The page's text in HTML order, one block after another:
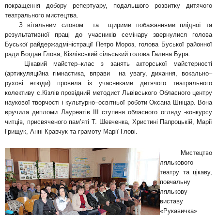
покращення добору репертуару, подальшого розвитку дитячого
театрального мистецтва.
З вітальним словом та щирими побажаннями плідної та
результативної праці до учасників семінару звернулися голова
Буської райдержадміністрації Петро Мороз, голова Буської районної
ради Богдан Глова, Кізлівський сільський голова Галина Бура.
Цікавий майстер–клас з занять акторської майстерності
(артикуляційна гімнастика, вправи на увагу, дихання, вокально–
рухові етюди) провела із учасниками дитячого театрального
колективу с.Кізлів провідний методист Львівського Обласного центру
наукової творчості і культурно–освітньої роботи Оксана Шніцар. Вона
вручила дипломи Лауреатів III ступеня обласного огляду -конкурсу
читців, присвяченого пам’яті Т. Шевченка, Христині Папроцькій, Марії
Грищук, Анні Кравчук та грамоту Марії Глові.
Мистецтво
лялькового
театру та цікаву,
повчальну
лялькову
виставу
«Рукавичка»